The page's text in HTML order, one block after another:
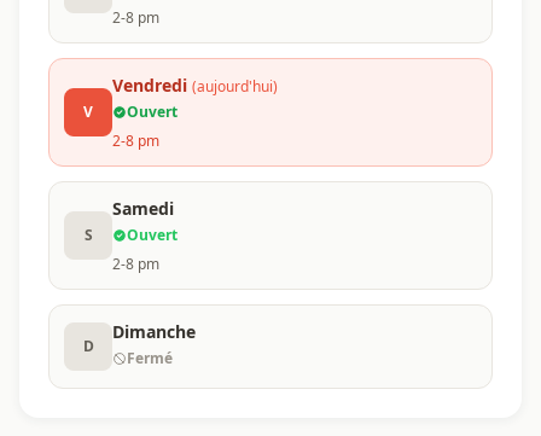
2-8 pm
V
Vendredi (aujourd'hui)
Ouvert
2-8 pm
S
Samedi
Ouvert
2-8 pm
D
Dimanche
Fermé